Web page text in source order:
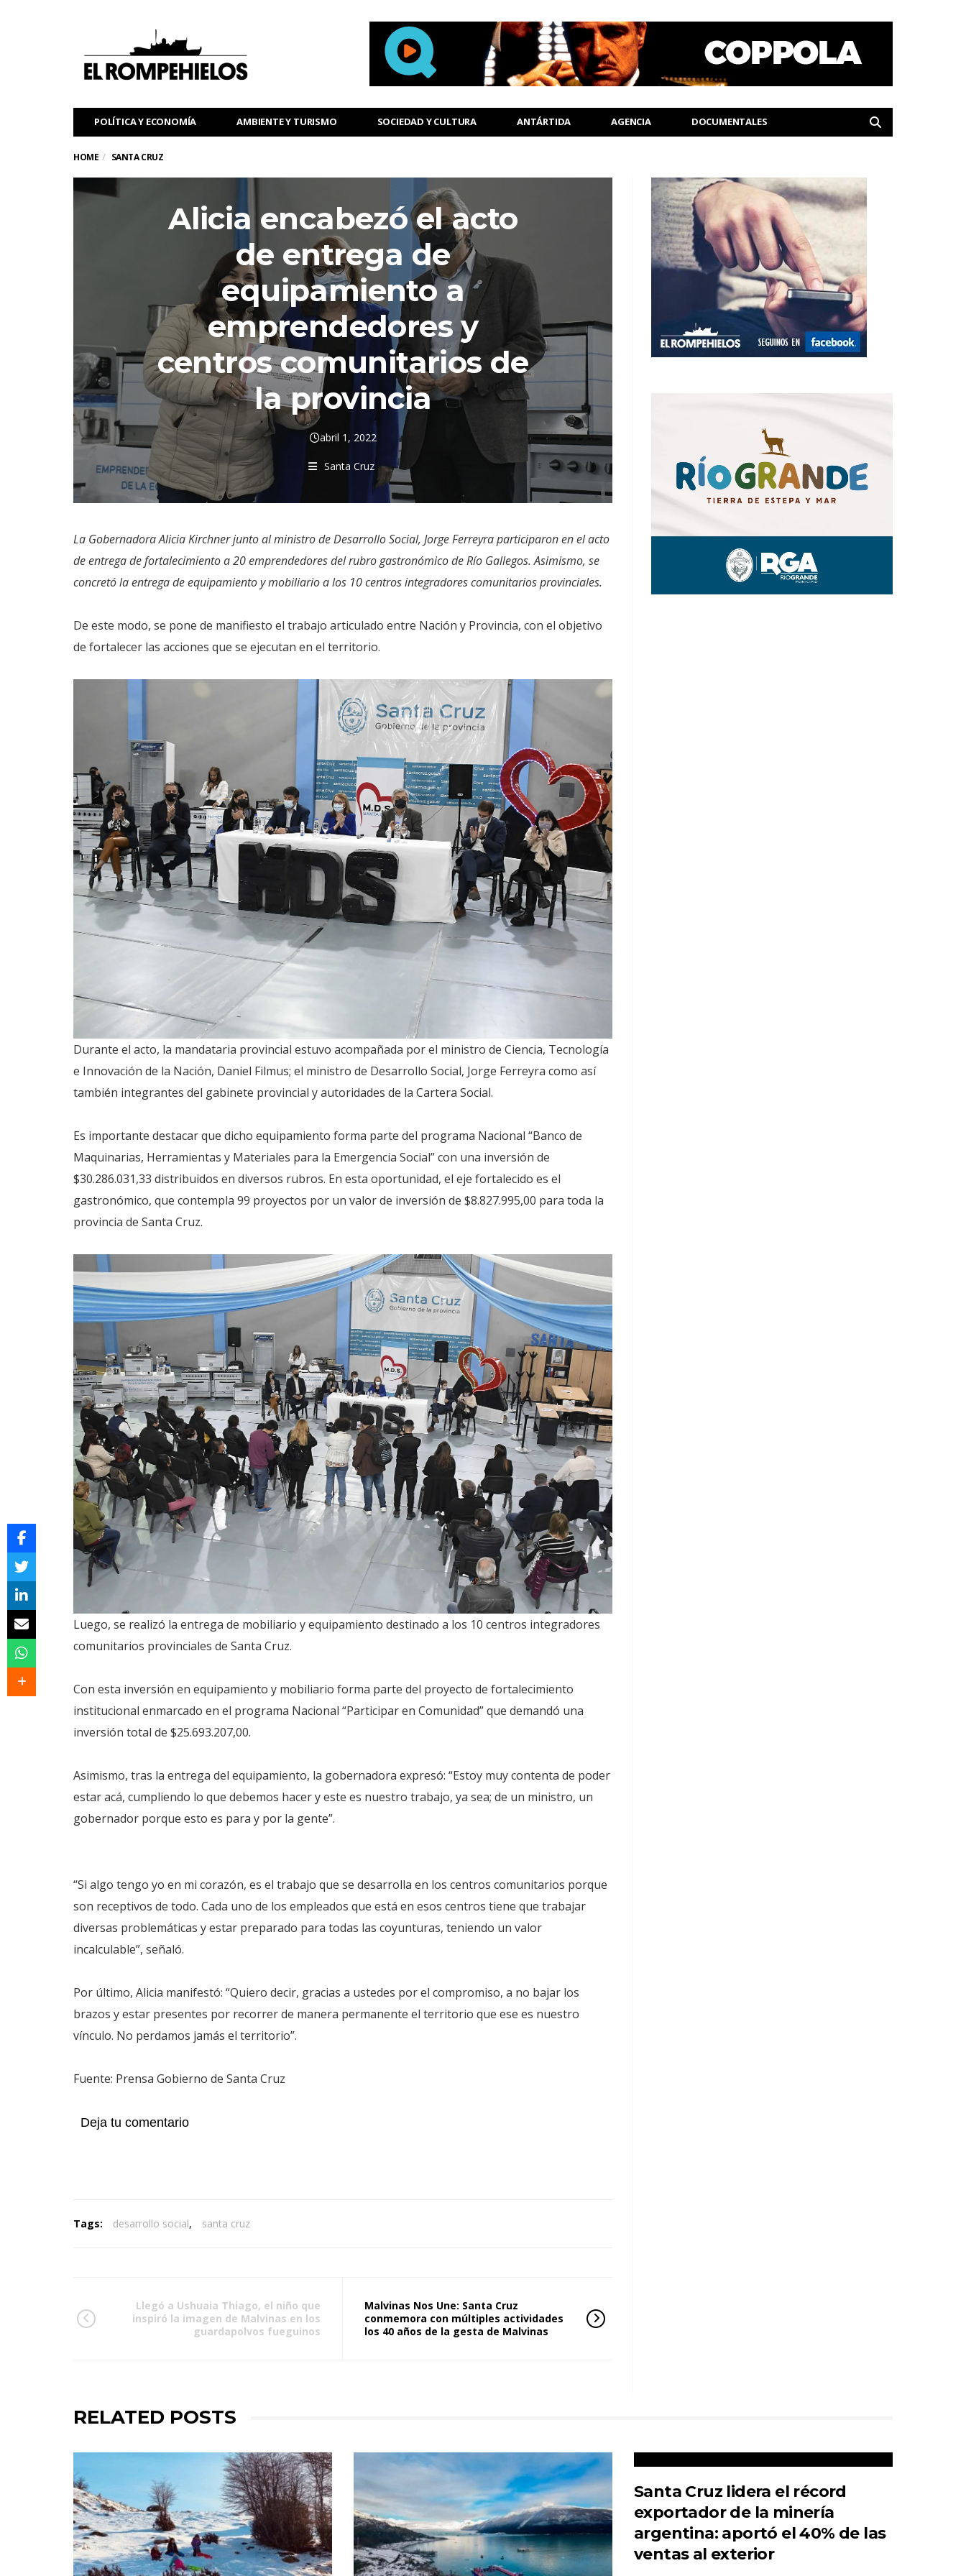
POLÍTICA Y ECONOMÍA AMBIENTE Y TURISMO SOCIEDAD Y CULTURA ANTÁRTIDA AGENCIA DOCUMENTALES
HOME SANTA CRUZ
Alicia encabezó el acto
de entrega de
equipamiento a
emprendedores y
centros comunitarios de
la provincia
abril 1, 2022
Santa Cruz
La Gobernadora Alicia Kirchner junto al ministro de Desarrollo Social, Jorge Ferreyra participaron en el acto
de entrega de fortalecimiento a 20 emprendedores del rubro gastronómico de Río Gallegos. Asimismo, se
concretó la entrega de equipamiento y mobiliario a los 10 centros integradores comunitarios provinciales.
De este modo, se pone de manifiesto el trabajo articulado entre Nación y Provincia, con el objetivo
de fortalecer las acciones que se ejecutan en el territorio.
Durante el acto, la mandataria provincial estuvo acompañada por el ministro de Ciencia, Tecnología
e Innovación de la Nación, Daniel Filmus; el ministro de Desarrollo Social, Jorge Ferreyra como así
también integrantes del gabinete provincial y autoridades de la Cartera Social.
Es importante destacar que dicho equipamiento forma parte del programa Nacional “Banco de
Maquinarias, Herramientas y Materiales para la Emergencia Social” con una inversión de
$30.286.031,33 distribuidos en diversos rubros. En esta oportunidad, el eje fortalecido es el
gastronómico, que contempla 99 proyectos por un valor de inversión de $8.827.995,00 para toda la
provincia de Santa Cruz.
Luego, se realizó la entrega de mobiliario y equipamiento destinado a los 10 centros integradores
comunitarios provinciales de Santa Cruz.
Con esta inversión en equipamiento y mobiliario forma parte del proyecto de fortalecimiento
institucional enmarcado en el programa Nacional “Participar en Comunidad” que demandó una
inversión total de $25.693.207,00.
Asimismo, tras la entrega del equipamiento, la gobernadora expresó: “Estoy muy contenta de poder
estar acá, cumpliendo lo que debemos hacer y este es nuestro trabajo, ya sea; de un ministro, un
gobernador porque esto es para y por la gente”.
“Si algo tengo yo en mi corazón, es el trabajo que se desarrolla en los centros comunitarios porque
son receptivos de todo. Cada uno de los empleados que está en esos centros tiene que trabajar
diversas problemáticas y estar preparado para todas las coyunturas, teniendo un valor
incalculable”, señaló.
Por último, Alicia manifestó: “Quiero decir, gracias a ustedes por el compromiso, a no bajar los
brazos y estar presentes por recorrer de manera permanente el territorio que ese es nuestro
vínculo. No perdamos jamás el territorio”.
Fuente: Prensa Gobierno de Santa Cruz
Deja tu comentario
Tags: desarrollo social, santa cruz
Llegó a Ushuaia Thiago, el niño que
inspiró la imagen de Malvinas en los
guardapolvos fueguinos
Malvinas Nos Une: Santa Cruz
conmemora con múltiples actividades
los 40 años de la gesta de Malvinas
RELATED POSTS
Santa Cruz lidera el récord
exportador de la minería
argentina: aportó el 40% de las
ventas al exterior